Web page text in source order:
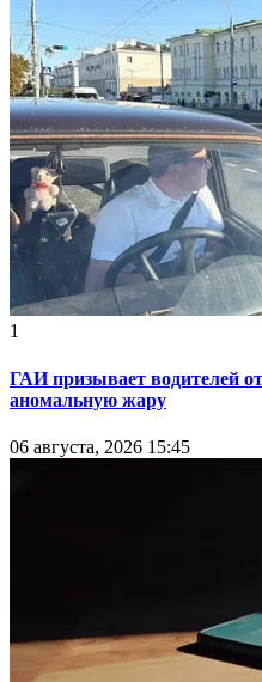
1
ГАИ призывает водителей
аномальную жару
06 августа, 2026 15:45